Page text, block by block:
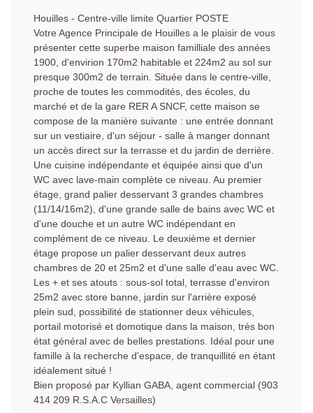
Houilles - Centre-ville limite Quartier POSTE
Votre Agence Principale de Houilles a le plaisir de vous
présenter cette superbe maison familliale des années
1900, d'envirion 170m2 habitable et 224m2 au sol sur
presque 300m2 de terrain. Située dans le centre-ville,
proche de toutes les commodités, des écoles, du
marché et de la gare RER A SNCF, cette maison se
compose de la manière suivante : une entrée donnant
sur un vestiaire, d'un séjour - salle à manger donnant
un accès direct sur la terrasse et du jardin de derrière.
Une cuisine indépendante et équipée ainsi que d'un
WC avec lave-main complète ce niveau. Au premier
étage, grand palier desservant 3 grandes chambres
(11/14/16m2), d'une grande salle de bains avec WC et
d'une douche et un autre WC indépendant en
complément de ce niveau. Le deuxième et dernier
étage propose un palier desservant deux autres
chambres de 20 et 25m2 et d'une salle d'eau avec WC.
Les + et ses atouts : sous-sol total, terrasse d'environ
25m2 avec store banne, jardin sur l'arrière exposé
plein sud, possibilité de stationner deux véhicules,
portail motorisé et domotique dans la maison, très bon
état général avec de belles prestations. Idéal pour une
famille à la recherche d'espace, de tranquillité en étant
idéalement situé !
Bien proposé par Kyllian GABA, agent commercial (903
414 209 R.S.A.C Versailles)